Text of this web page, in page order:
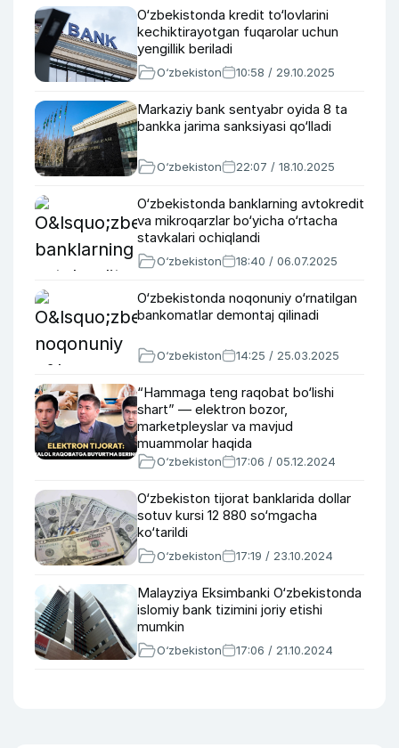
O‘zbekistonda kredit to‘lovlarini
kechiktirayotgan fuqarolar uchun
yengillik beriladi
O‘zbekiston 10:58 / 29.10.2025
Markaziy bank sentyabr oyida 8 ta
bankka jarima sanksiyasi qo‘lladi
O‘zbekiston 22:07 / 18.10.2025
O‘zbekistonda banklarning avtokredit
va mikroqarzlar bo‘yicha o‘rtacha
stavkalari ochiqlandi
O‘zbekiston 18:40 / 06.07.2025
O‘zbekistonda noqonuniy o‘rnatilgan
bankomatlar demontaj qilinadi
O‘zbekiston 14:25 / 25.03.2025
“Hammaga teng raqobat bo‘lishi
shart” — elektron bozor,
marketpleyslar va mavjud
muammolar haqida
O‘zbekiston 17:06 / 05.12.2024
O‘zbekiston tijorat banklarida dollar
sotuv kursi 12 880 so‘mgacha
ko‘tarildi
O‘zbekiston 17:19 / 23.10.2024
Malayziya Eksimbanki O‘zbekistonda
islomiy bank tizimini joriy etishi
mumkin
O‘zbekiston 17:06 / 21.10.2024